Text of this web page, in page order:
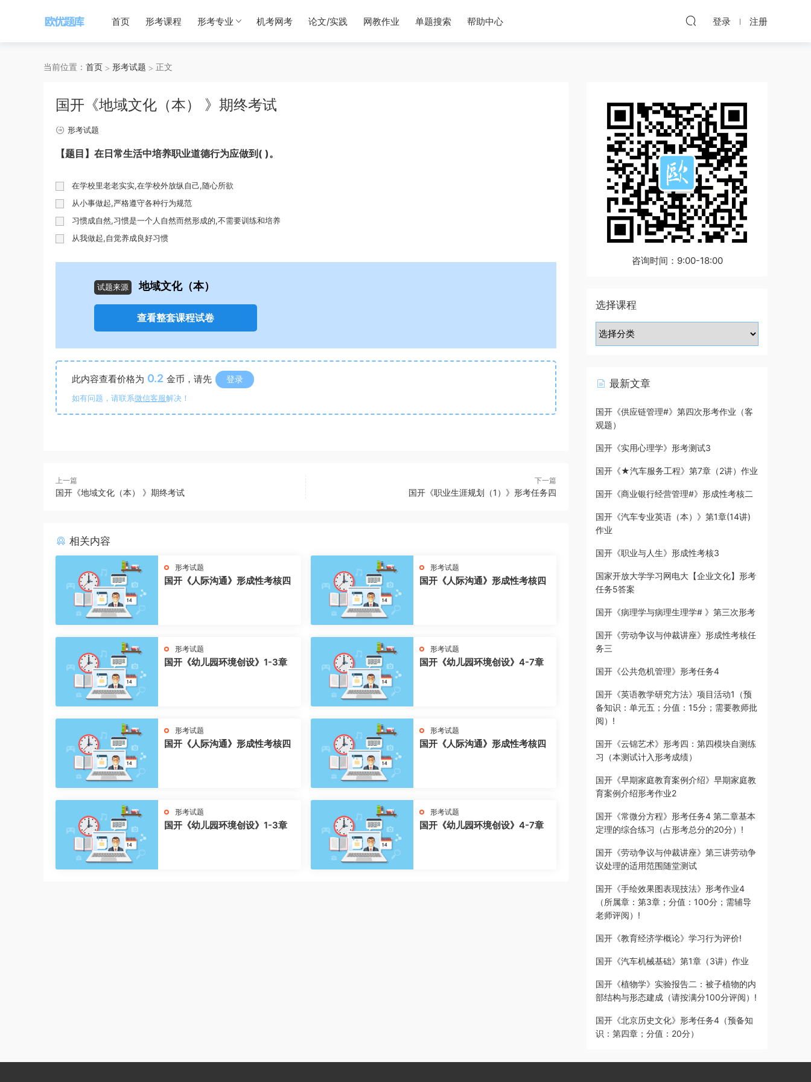
首页 形考课程 形考专业 机考网考 论文/实践 网教作业 单题搜索 帮助中心 登录 注册
当前位置： 首页 形考试题 正文
国开《地域文化（本） 》期终考试
形考试题
【题目】在日常生活中培养职业道德行为应做到( )。
在学校里老老实实,在学校外放纵自己,随心所欲
从小事做起,严格遵守各种行为规范
习惯成自然,习惯是一个人自然而然形成的,不需要训练和培养
从我做起,自觉养成良好习惯
试题来源 地域文化（本）
查看整套课程试卷
此内容查看价格为 0.2 金币，请先 登录
如有问题，请联系微信客服解决！
上一篇
国开《地域文化（本） 》期终考试
下一篇
国开《职业生涯规划（1）》形考任务四
相关内容
形考试题
国开《人际沟通》形成性考核四
形考试题
国开《人际沟通》形成性考核四
形考试题
国开《幼儿园环境创设》1-3章
形考试题
国开《幼儿园环境创设》4-7章
形考试题
国开《人际沟通》形成性考核四
形考试题
国开《人际沟通》形成性考核四
形考试题
国开《幼儿园环境创设》1-3章
形考试题
国开《幼儿园环境创设》4-7章
咨询时间：9:00-18:00
选择课程
最新文章
国开《供应链管理#》第四次形考作业（客
观题）
国开《实用心理学》形考测试3
国开《★汽车服务工程》第7章（2讲）作业
国开《商业银行经营管理#》形成性考核二
国开《汽车专业英语（本）》第1章(14讲)
作业
国开《职业与人生》形成性考核3
国家开放大学学习网电大【企业文化】形考
任务5答案
国开《病理学与病理生理学# 》第三次形考
国开《劳动争议与仲裁讲座》形成性考核任
务三
国开《公共危机管理》形考任务4
国开《英语教学研究方法》项目活动1（预
备知识：单元五；分值：15分；需要教师批
阅）!
国开《云锦艺术》形考四：第四模块自测练
习（本测试计入形考成绩）
国开《早期家庭教育案例介绍》早期家庭教
育案例介绍形考作业2
国开《常微分方程》形考任务4 第二章基本
定理的综合练习（占形考总分的20分）!
国开《劳动争议与仲裁讲座》第三讲劳动争
议处理的适用范围随堂测试
国开《手绘效果图表现技法》形考作业4
（所属章：第3章；分值：100分；需辅导
老师评阅）!
国开《教育经济学概论》学习行为评价!
国开《汽车机械基础》第1章（3讲）作业
国开《植物学》实验报告二：被子植物的内
部结构与形态建成（请按满分100分评阅）!
国开《北京历史文化》形考任务4（预备知
识：第四章；分值：20分）